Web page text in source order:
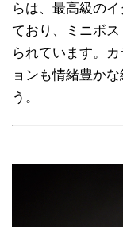
らは、最高級の
ており、ミニボ
られています。
ョンも情緒豊か
う。